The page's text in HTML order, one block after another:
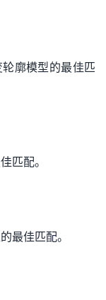
廓模型的最佳匹
匹配。
最佳匹配。